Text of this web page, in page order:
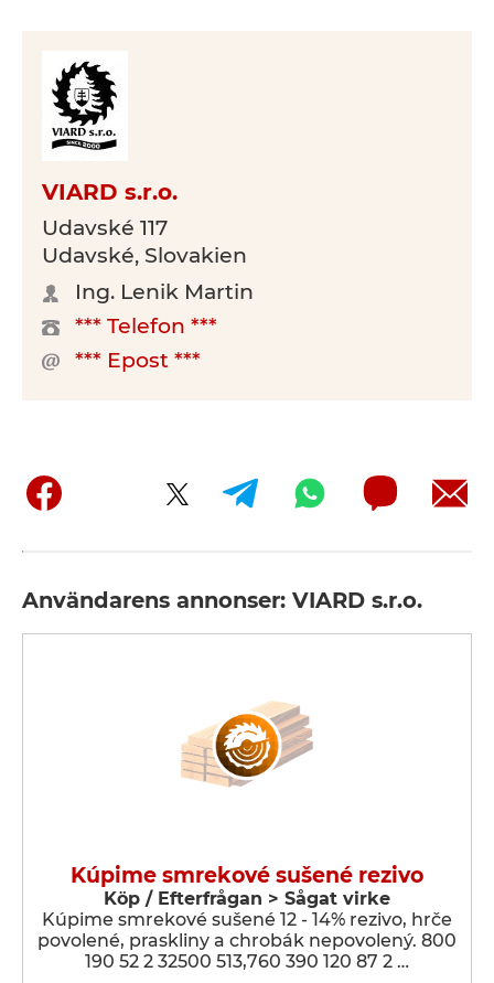
VIARD s.r.o.
Udavské 117
Udavské, Slovakien
Ing. Lenik Martin
*** Telefon ***
*** Epost ***
Användarens annonser: VIARD s.r.o.
Kúpime smrekové sušené rezivo
Köp / Efterfrågan > Sågat virke
Kúpime smrekové sušené 12 - 14% rezivo, hrče
povolené, praskliny a chrobák nepovolený. 800
190 52 2 32500 513,760 390 120 87 2 …